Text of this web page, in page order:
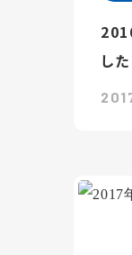
した